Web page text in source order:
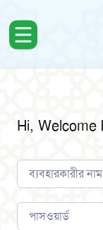
Hi, Welcome